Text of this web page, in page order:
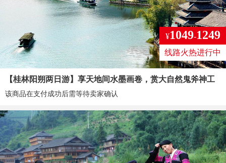
¥1049-1249
线路火热进行中
【桂林阳朔两日游】享天地间水墨画卷，赏大自然鬼斧神工
该商品在支付成功后需等待卖家确认